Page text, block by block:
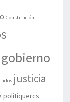
Constitución
gobierno
justicia
politiqueros